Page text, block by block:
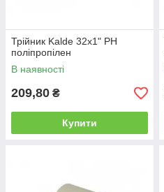
Трійник Kalde 32х1" РН
поліпропілен
В наявності
209,80 ₴
Купити